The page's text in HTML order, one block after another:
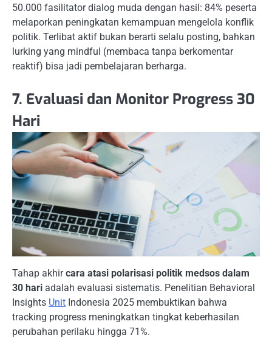
50.000 fasilitator dialog muda dengan hasil: 84% peserta
melaporkan peningkatan kemampuan mengelola konflik
politik. Terlibat aktif bukan berarti selalu posting, bahkan
lurking yang mindful (membaca tanpa berkomentar
reaktif) bisa jadi pembelajaran berharga.
7. Evaluasi dan Monitor Progress 30
Hari
Tahap akhircara atasi polarisasi politik medsos dalam
30 hari adalah evaluasi sistematis. Penelitian Behavioral
Insights Unit Indonesia 2025 membuktikan bahwa
tracking progress meningkatkan tingkat keberhasilan
perubahan perilaku hingga 71%.